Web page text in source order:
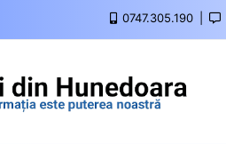
0747.305.190